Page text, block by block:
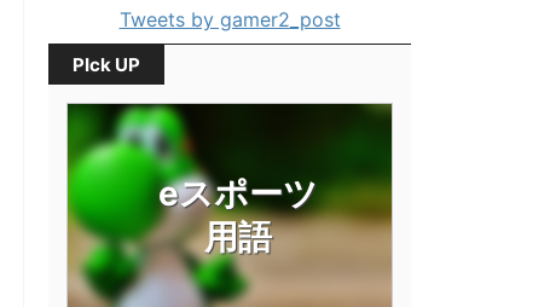
Tweets by gamer2_post
PIck UP
eスポーツ
用語